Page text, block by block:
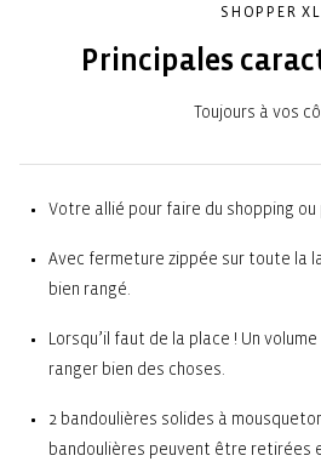
SHOPPER XL
Principales
Toujours à vos
Votre allié pour faire du shopping ou
Avec fermeture zippée sur toute la
bien rangé.
Lorsqu’il faut de la place ! Un
ranger bien des choses.
2 bandoulières solides à
bandoulières peuvent être retirées